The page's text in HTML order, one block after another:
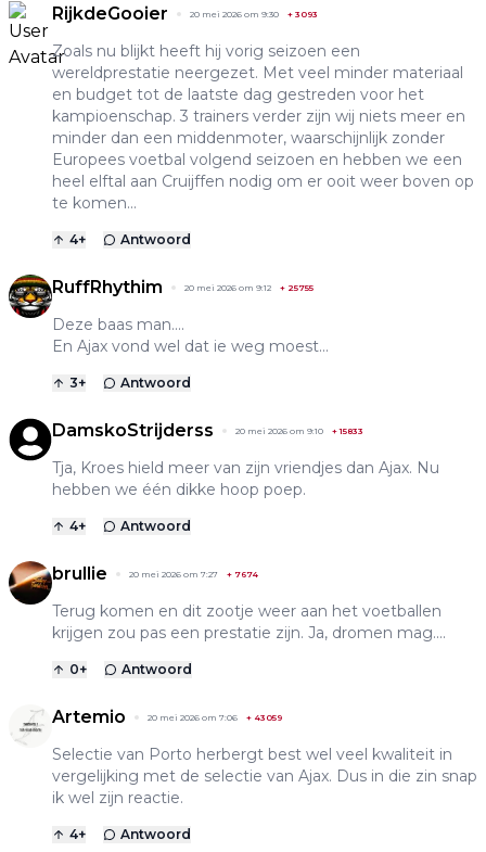
RijkdeGooier 20 mei 2026 om 9:30 + 3093
Zoals nu blijkt heeft hij vorig seizoen een
wereldprestatie neergezet. Met veel minder materiaal
en budget tot de laatste dag gestreden voor het
kampioenschap. 3 trainers verder zijn wij niets meer en
minder dan een middenmoter, waarschijnlijk zonder
Europees voetbal volgend seizoen en hebben we een
heel elftal aan Cruijffen nodig om er ooit weer boven op
te komen...
4+ Antwoord
RuffRhythim 20 mei 2026 om 9:12 + 25755
Deze baas man....
En Ajax vond wel dat ie weg moest...
3+ Antwoord
DamskoStrijderss 20 mei 2026 om 9:10 +15833
Tja, Kroes hield meer van zijn vriendjes dan Ajax. Nu
hebben we één dikke hoop poep.
4+ Antwoord
brullie 20 mei 2026 om 7:27 + 7674
Terug komen en dit zootje weer aan het voetballen
krijgen zou pas een prestatie zijn. Ja, dromen mag....
0+ Antwoord
Artemio 20 mei 2026 om 7:06 + 43059
Selectie van Porto herbergt best wel veel kwaliteit in
vergelijking met de selectie van Ajax. Dus in die zin snap
ik wel zijn reactie.
4+ Antwoord